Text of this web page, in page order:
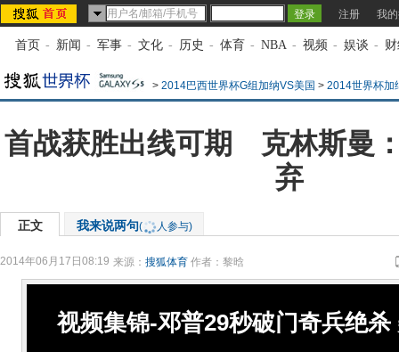
注册 我
首页 - 新闻 - 军事 - 文化 - 历史 - 体育 - NBA - 视频 - 娱谈 -
> 2014巴西世界杯G组加纳VS美国 > 2014世界杯加
首战获胜出线可期 克林斯曼
弃
正文 我来说两句( 人参与)
2014年06月17日08:19 来源： 搜狐体育 作者：黎晗
视频集锦-邓普29秒破门奇兵绝杀